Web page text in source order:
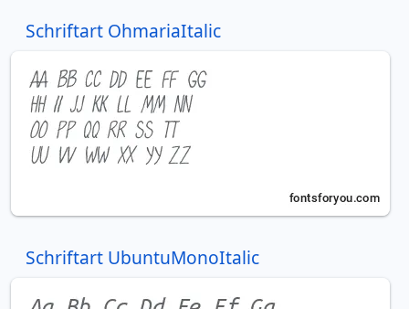
Schriftart OhmariaItalic
Schriftart UbuntuMonoItalic